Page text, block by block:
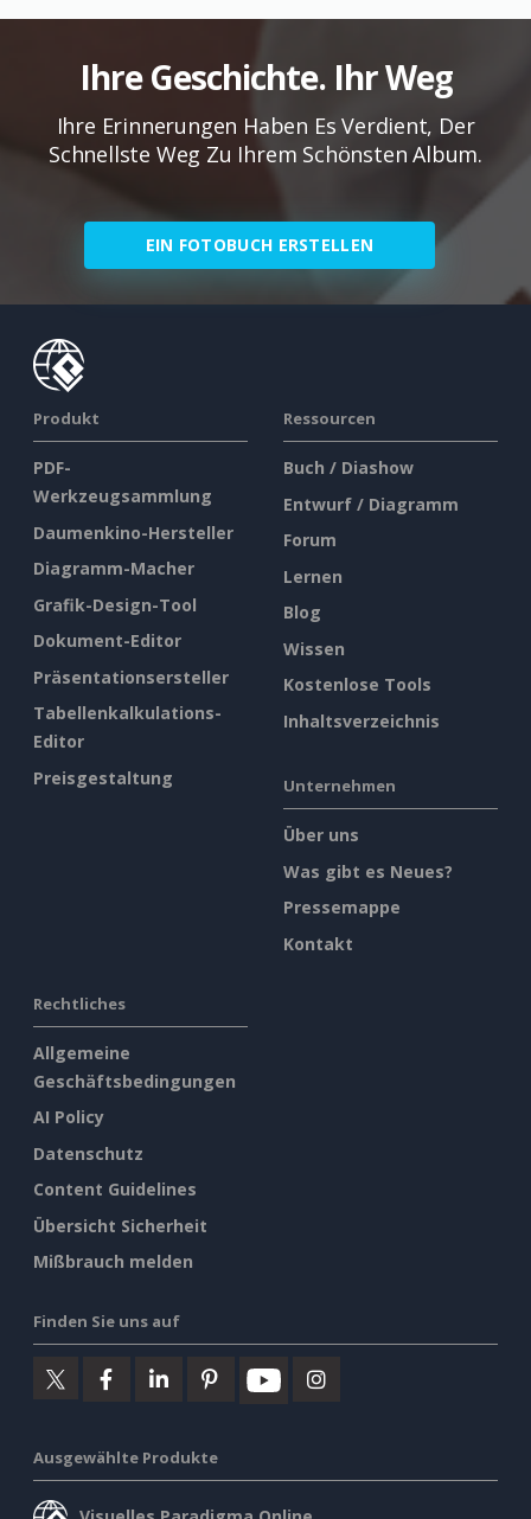
Ihre Geschichte. Ihr Weg
Ihre Erinnerungen Haben Es Verdient, Der
Schnellste Weg Zu Ihrem Schönsten Album.
EIN FOTOBUCH ERSTELLEN
Produkt
PDF-
Werkzeugsammlung
Daumenkino-Hersteller
Diagramm-Macher
Grafik-Design-Tool
Dokument-Editor
Präsentationsersteller
Tabellenkalkulations-
Editor
Preisgestaltung
Ressourcen
Buch / Diashow
Entwurf / Diagramm
Forum
Lernen
Blog
Wissen
Kostenlose Tools
Inhaltsverzeichnis
Unternehmen
Über uns
Was gibt es Neues?
Pressemappe
Kontakt
Rechtliches
Allgemeine
Geschäftsbedingungen
AI Policy
Datenschutz
Content Guidelines
Übersicht Sicherheit
Mißbrauch melden
Finden Sie uns auf
Ausgewählte Produkte